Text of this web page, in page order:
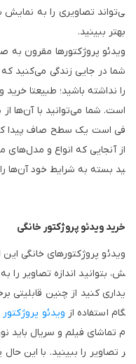
بهتر ببینید.
ویدئو پروژکتور‌ها مقرون
شما در جایی زندگی می‌کنید
را نداشته باشید؛ طبیعتا
است. شما می‌توانید با آن‌ها
فی است یک سطح صاف پیدا
از آنجایی که انواع و مدل‌های
ید بسته به شرایط خود آن‌ها
خرید ویدئو پروژکتور خانگی
ویدئو پروژکتور‌های خانگی
ش، بتوانید اندازه تصاویر را
یداری کنید از چنین قابلیتی
گام استفاده از ویدئو پروژکتور‌
م تماشای فیلم و سریال باید
ر تصاویر را ببینید. با این